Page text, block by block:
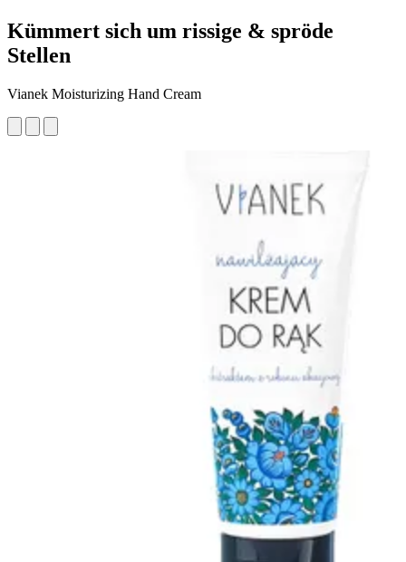
Kümmert sich um rissige & spröde
Stellen
Vianek Moisturizing Hand Cream